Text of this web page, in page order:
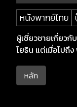
หนังพากย์ไทย
ผู้เชี่ยวชายเกี่ยวกั
โยธิน แต่เมื่อไปถึ
หลัก